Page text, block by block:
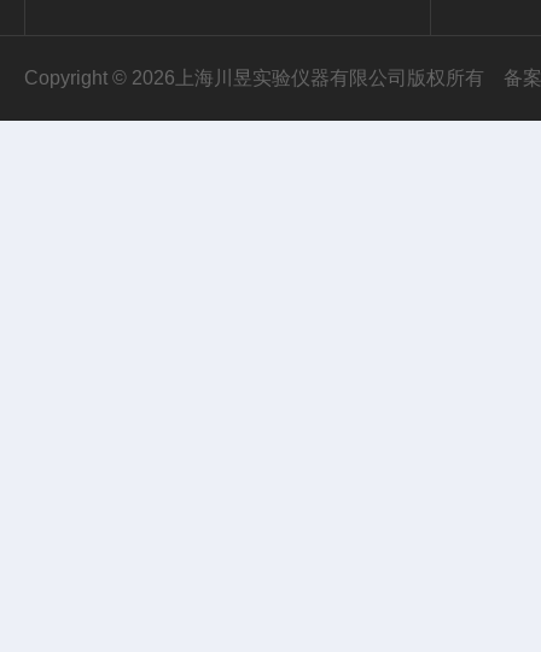
Copyright © 2026上海川昱实验仪器有限公司版权所有 备